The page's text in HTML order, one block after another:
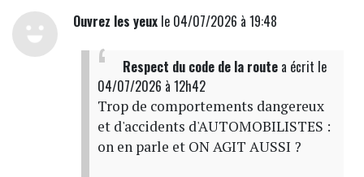
Ouvrez les yeuxle 04/07/2026 à 19:48
Respect du code de la routea écrit le
04/07/2026 à 12h42
Trop de comportements dangereux
et d'accidents d'AUTOMOBILISTES :
on en parle et ON AGIT AUSSI ?